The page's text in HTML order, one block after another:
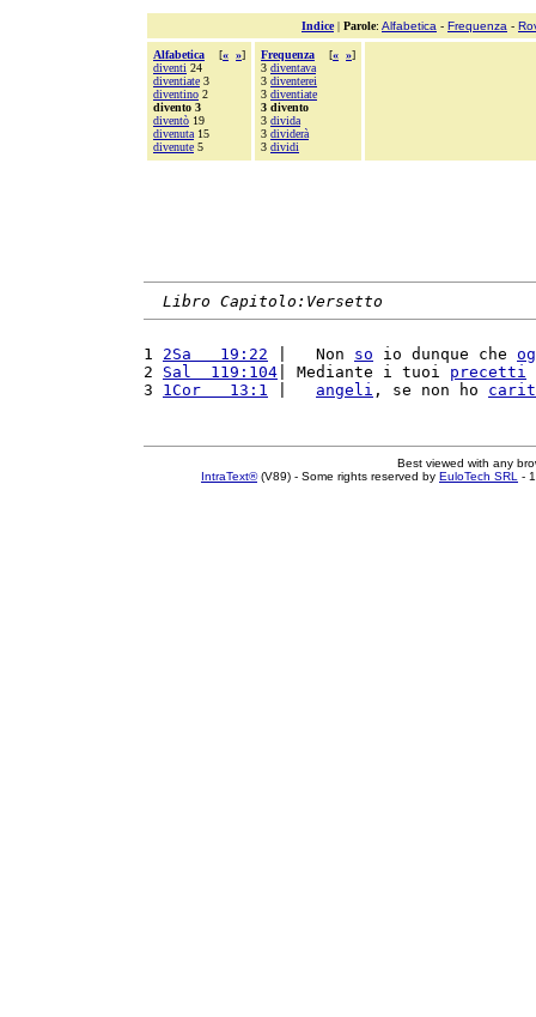
Indice| Parole: Alfabetica - Frequenza -
Alfabetica [« »]
diventi 24
diventiate 3
diventino 2
divento 3
diventò 19
divenuta 15
divenute 5
Frequenza [« »]
3 diventava
3 diventerei
3 diventiate
3 divento
3 divida
3 dividerà
3 dividi
Libro Capitolo:Versetto
1 2Sa   19:22 |   Non so io dunque che
2 Sal  119:104 | Mediante i tuoi precetti
3 1Cor   13:1 angeli , se non ho
Best viewed with any
IntraText®(V89) - Some rights reserved by EuloTech SRL -